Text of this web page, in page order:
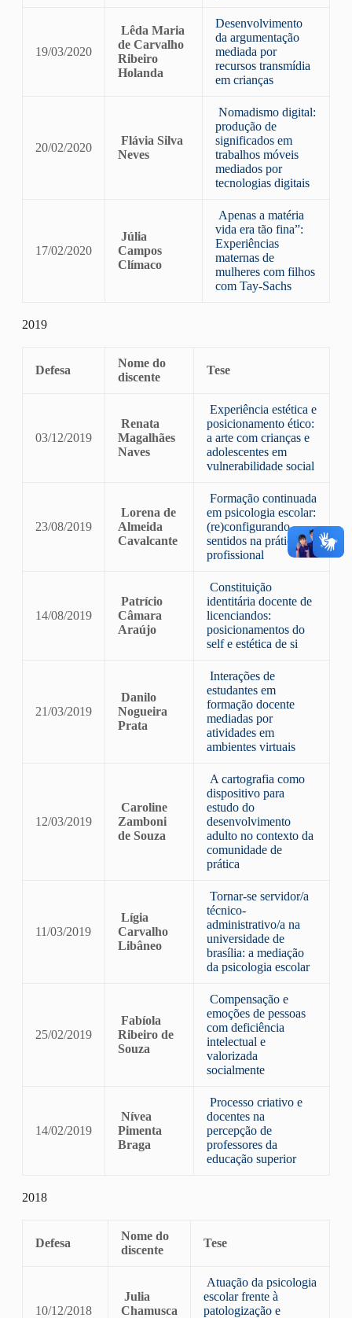
19/03/2020
Lêda Maria
de Carvalho
Ribeiro
Holanda
Desenvolvimento
da argumentação
mediada por
recursos transmídia
em crianças
20/02/2020
Flávia Silva
Neves
Nomadismo digital:
produção de
significados em
trabalhos móveis
mediados por
tecnologias digitais
17/02/2020
Júlia
Campos
Clímaco
Apenas a matéria
vida era tão fina”:
Experiências
maternas de
mulheres com filhos
com Tay-Sachs
2019
Defesa
Nome do
discente
Tese
03/12/2019
Renata
Magalhães
Naves
Experiência estética e
posicionamento ético:
a arte com crianças e
adolescentes em
vulnerabilidade social
23/08/2019
Lorena de
Almeida
Cavalcante
Formação continuada
em psicologia escolar:
(re)configurando
sentidos na prática
profissional
14/08/2019
Patrício
Câmara
Araújo
Constituição
identitária docente de
licenciandos:
posicionamentos do
self e estética de si
21/03/2019
Danilo
Nogueira
Prata
Interações de
estudantes em
formação docente
mediadas por
atividades em
ambientes virtuais
12/03/2019
Caroline
Zamboni
de Souza
A cartografia como
dispositivo para
estudo do
desenvolvimento
adulto no contexto da
comunidade de
prática
11/03/2019
Lígia
Carvalho
Libâneo
Tornar-se servidor/a
técnico-
administrativo/a na
universidade de
brasília: a mediação
da psicologia escolar
25/02/2019
Fabíola
Ribeiro de
Souza
Compensação e
emoções de pessoas
com deficiência
intelectual e
valorizada
socialmente
14/02/2019
Nívea
Pimenta
Braga
Processo criativo e
docentes na
percepção de
professores da
educação superior
2018
Defesa
Nome do
discente
Tese
10/12/2018
Julia
Chamusca
Atuação da psicologia
escolar frente à
patologização e